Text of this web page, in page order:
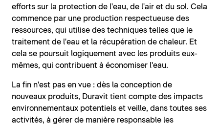
efforts sur la protection de l'eau, de l'air et du sol. Cela
commence par une production respectueuse des
ressources, qui utilise des techniques telles que le
traitement de l'eau et la récupération de chaleur. Et
cela se poursuit logiquement avec les produits eux-
mêmes, qui contribuent à économiser l'eau.
La fin n'est pas en vue : dès la conception de
nouveaux produits, Duravit tient compte des impacts
environnementaux potentiels et veille, dans toutes ses
activités, à gérer de manière responsable les